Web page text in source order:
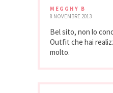
MEGGHY B
8 NOVEMBRE 2013
Bel sito, non lo
Outfit che hai
molto.